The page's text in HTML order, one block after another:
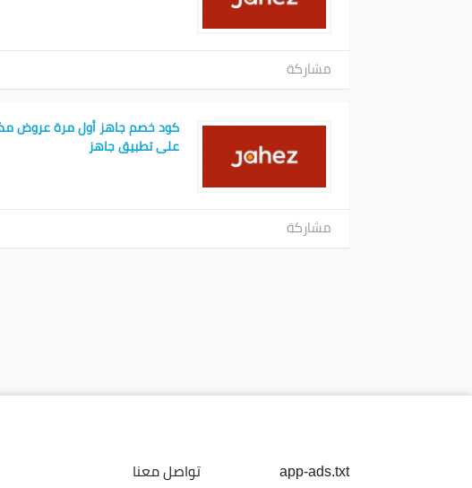
مشاركة
كود خصم جاهز أول مرة عروض
على تطبيق جاهز
مشاركة
app-ads.txt
تواصل معنا